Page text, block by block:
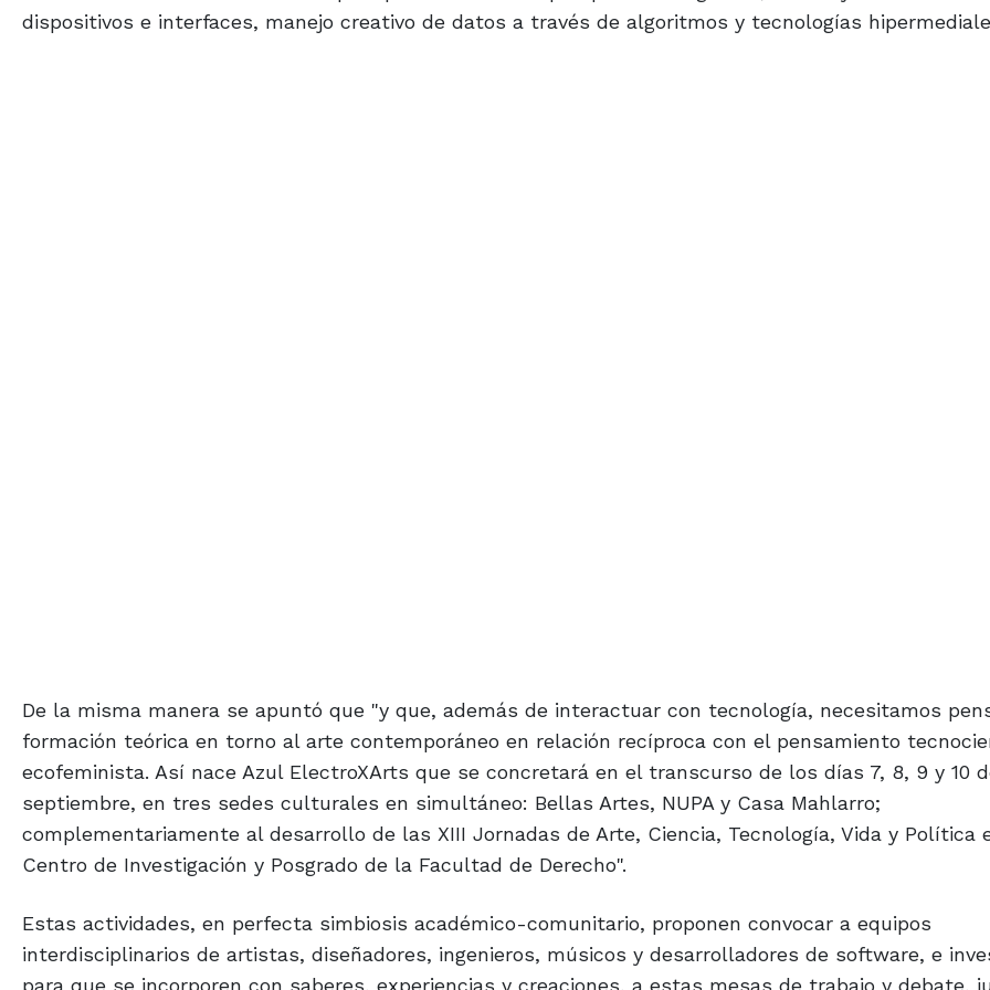
dispositivos e interfaces, manejo creativo de datos a través de algoritmos y tecnologías
De la misma manera se apuntó que "y que, además de interactuar con tecnología, necesitamos
formación teórica en torno al arte contemporáneo en relación recíproca con el pensamiento
ecofeminista. Así nace Azul ElectroXArts que se concretará en el transcurso de los días 7, 8, 9 y 10
septiembre, en tres sedes culturales en simultáneo: Bellas Artes, NUPA y Casa Mahlarro;
complementariamente al desarrollo de las XIII Jornadas de Arte, Ciencia, Tecnología, Vida y Política
Centro de Investigación y Posgrado de la Facultad de Derecho".
Estas actividades, en perfecta simbiosis académico-comunitario, proponen convocar a equipos
interdisciplinarios de artistas, diseñadores, ingenieros, músicos y desarrolladores de software, e
para que se incorporen con saberes, experiencias y creaciones, a estas mesas de trabajo y debate,